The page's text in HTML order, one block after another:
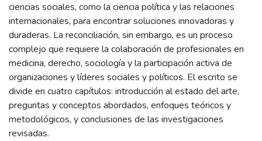
ciencias sociales, como la ciencia política y las relaciones
internacionales, para encontrar soluciones innovadoras y
duraderas. La reconciliación, sin embargo, es un proceso
complejo que requiere la colaboración de profesionales en
medicina, derecho, sociología y la participación activa de
organizaciones y líderes sociales y políticos. El escrito se
divide en cuatro capítulos: introducción al estado del arte,
preguntas y conceptos abordados, enfoques teóricos y
metodológicos, y conclusiones de las investigaciones
revisadas.